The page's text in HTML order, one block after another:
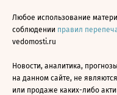
Любое использование
соблюдении правил
vedomosti.ru
Новости, аналитика,
на данном сайте, не
или продаже каких-либо